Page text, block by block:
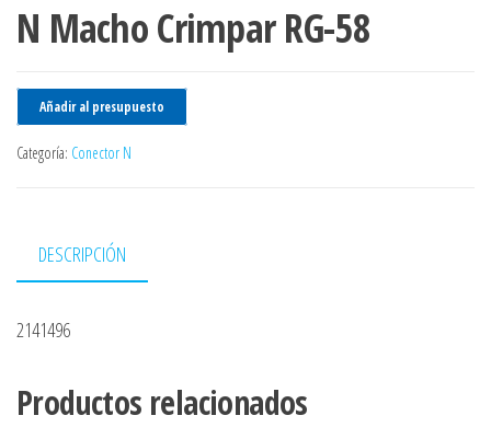
N Macho Crimpar RG-58
Añadir al presupuesto
Categoría: Conector N
DESCRIPCIÓN
2141496
Productos relacionados